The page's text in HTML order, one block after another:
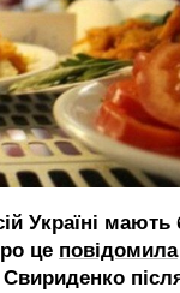
Україні мають
це повідомила
Свириденко